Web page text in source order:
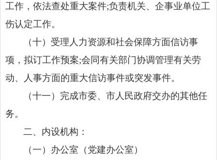
工作，依法查处重大案件;负责机关、企事业单位工
伤认定工作。
（十）受理人力资源和社会保障方面信访事
项，拟订工作预案;会同有关部门协调管理有关劳
动、人事方面的重大信访事件或突发事件。
（十一）完成市委、市人民政府交办的其他任
务。
二、内设机构：
（一）办公室（党建办公室）